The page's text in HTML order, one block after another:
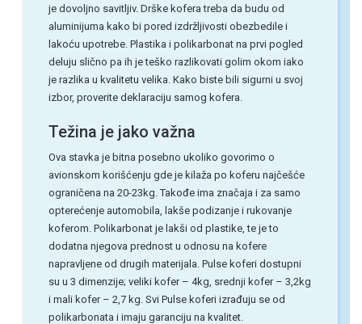
je dovoljno savitljiv. Drške kofera treba da budu od
aluminijuma kako bi pored izdržljivosti obezbedile i
lakoću upotrebe. Plastika i polikarbonat na prvi pogled
deluju slično pa ih je teško razlikovati golim okom iako
je razlika u kvalitetu velika. Kako biste bili sigurni u svoj
izbor, proverite deklaraciju samog kofera.
Težina je jako važna
Ova stavka je bitna posebno ukoliko govorimo o
avionskom korišćenju gde je kilaža po koferu najčešće
ograničena na 20-23kg. Takođe ima značaja i za samo
opterećenje automobila, lakše podizanje i rukovanje
koferom. Polikarbonat je lakši od plastike, te je to
dodatna njegova prednost u odnosu na kofere
napravljene od drugih materijala. Pulse koferi dostupni
su u 3 dimenzije; veliki kofer – 4kg, srednji kofer – 3,2kg
i mali kofer – 2,7 kg. Svi Pulse koferi izrađuju se od
polikarbonata i imaju garanciju na kvalitet.